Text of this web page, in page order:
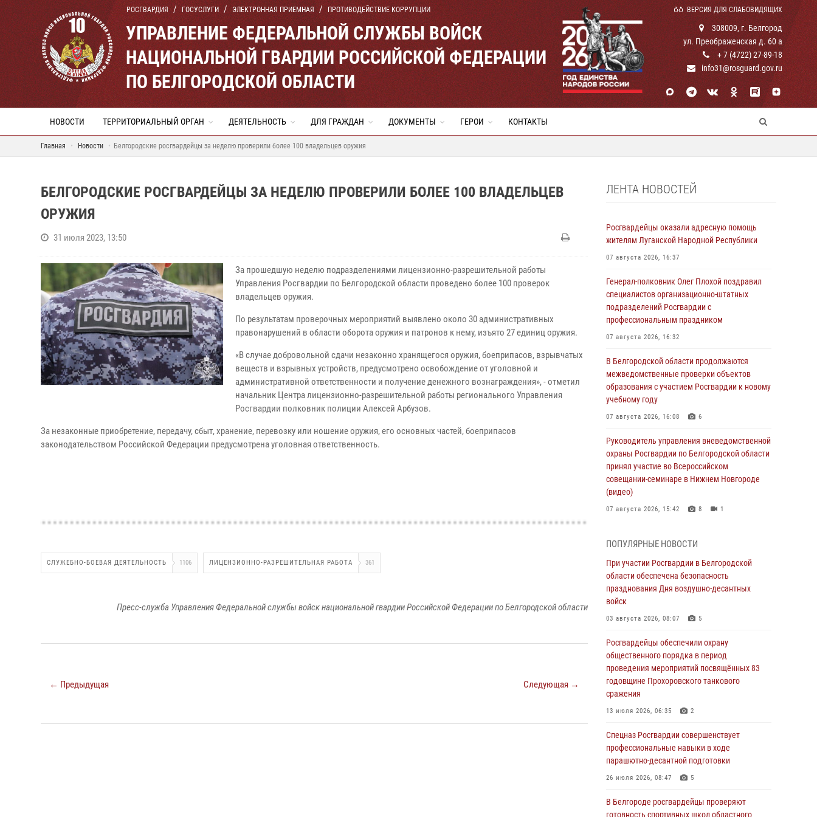
РОСГВАРДИЯ ГОСУСЛУГИ ЭЛЕКТРОННАЯ ПРИЕМНАЯ ПРОТИВОДЕЙСТВИЕ КОРРУПЦИИ ВЕРСИЯ ДЛЯ СЛАБОВИДЯЩИХ
УПРАВЛЕНИЕ ФЕДЕРАЛЬНОЙ СЛУЖБЫ ВОЙСК
НАЦИОНАЛЬНОЙ ГВАРДИИ РОССИЙСКОЙ ФЕДЕРАЦИИ
ПО БЕЛГОРОДСКОЙ ОБЛАСТИ
308009, г. Белгород
ул. Преображенская д. 60 а
+ 7 (4722) 27-89-18
info31@rosguard.gov.ru
НОВОСТИ ТЕРРИТОРИАЛЬНЫЙ ОРГАН ДЕЯТЕЛЬНОСТЬ ДЛЯ ГРАЖДАН ДОКУМЕНТЫ ГЕРОИ КОНТАКТЫ
Главная Новости Белгородские росгвардейцы за неделю проверили более 100 владельцев оружия
БЕЛГОРОДСКИЕ РОСГВАРДЕЙЦЫ ЗА НЕДЕЛЮ ПРОВЕРИЛИ БОЛЕЕ 100 ВЛАДЕЛЬЦЕВ
ОРУЖИЯ
31 июля 2023, 13:50
За прошедшую неделю подразделениями лицензионно-разрешительной работы
Управления Росгвардии по Белгородской области проведено более 100 проверок
владельцев оружия.
По результатам проверочных мероприятий выявлено около 30 административных
правонарушений в области оборота оружия и патронов к нему, изъято 27 единиц оружия.
«В случае добровольной сдачи незаконно хранящегося оружия, боеприпасов, взрывчатых
веществ и взрывных устройств, предусмотрено освобождение от уголовной и
административной ответственности и получение денежного вознаграждения», - отметил
начальник Центра лицензионно-разрешительной работы регионального Управления
Росгвардии полковник полиции Алексей Арбузов.
За незаконные приобретение, передачу, сбыт, хранение, перевозку или ношение оружия, его основных частей, боеприпасов
законодательством Российской Федерации предусмотрена уголовная ответственность.
СЛУЖЕБНО-БОЕВАЯ ДЕЯТЕЛЬНОСТЬ 1106 ЛИЦЕНЗИОННО-РАЗРЕШИТЕЛЬНАЯ РАБОТА 361
Пресс-служба Управления Федеральной службы войск национальной гвардии Российской Федерации по Белгородской области
← Предыдущая Следующая →
ЛЕНТА НОВОСТЕЙ
Росгвардейцы оказали адресную помощь
жителям Луганской Народной Республики
07 августа 2026, 16:37
Генерал-полковник Олег Плохой поздравил
специалистов организационно-штатных
подразделений Росгвардии с
профессиональным праздником
07 августа 2026, 16:32
В Белгородской области продолжаются
межведомственные проверки объектов
образования с участием Росгвардии к новому
учебному году
07 августа 2026, 16:08 6
Руководитель управления вневедомственной
охраны Росгвардии по Белгородской области
принял участие во Всероссийском
совещании-семинаре в Нижнем Новгороде
(видео)
07 августа 2026, 15:42 8 1
пресекли условное проникновение в детский
лагерь «Солнышко»
07 августа 2026, 07:39 1
Белгородским радиослушателям рассказали
о роли физической культуры в жизни
07 августа 2026, 06:19
Подвиги героев‑росгвардейцев увековечили
в новой музейной экспозиции белгородского
музея‑диорамы «Курская битва.
Белгородское направление»
В Белгороде росгвардейцы проверяют
готовность спортивных школ областного
центра к новому учебному году
Росгвардия обеспечила общественную
ПОПУЛЯРНЫЕ НОВОСТИ
При участии Росгвардии в Белгородской
области обеспечена безопасность
празднования Дня воздушно-десантных
войск
03 августа 2026, 08:07 5
Росгвардейцы обеспечили охрану
общественного порядка в период
проведения мероприятий посвящённых 83
годовщине Прохоровского танкового
сражения
13 июля 2026, 06:35 2
Спецназ Росгвардии совершенствует
профессиональные навыки в ходе
парашютно-десантной подготовки
26 июля 2026, 08:47 5
В Белгороде росгвардейцы проверяют
готовность спортивных школ областного